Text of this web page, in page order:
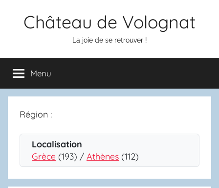
Château de Volognat
La joie de se retrouver !
Menu
Région :
Localisation
Grèce (193) / Athènes (112)